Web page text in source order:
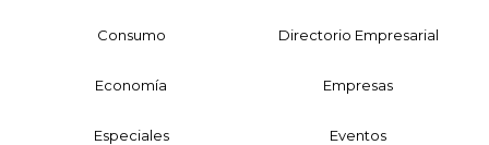
Consumo Directorio Empresarial
Economía Empresas
Especiales Eventos